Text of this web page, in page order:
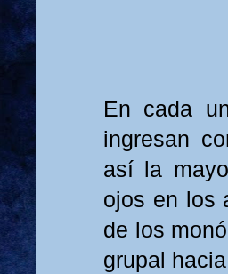
En cada
ingresan
así la
ojos en los
de los
grupal